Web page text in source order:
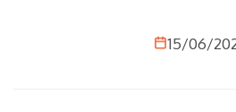
15/06/